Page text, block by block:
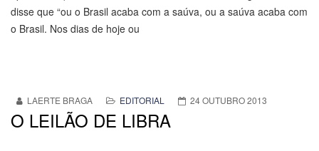
disse que “ou o Brasil acaba com a saúva, ou a saúva acaba com
o Brasil. Nos dias de hoje ou
LAERTE BRAGA EDITORIAL 24 OUTUBRO 2013
O LEILÃO DE LIBRA